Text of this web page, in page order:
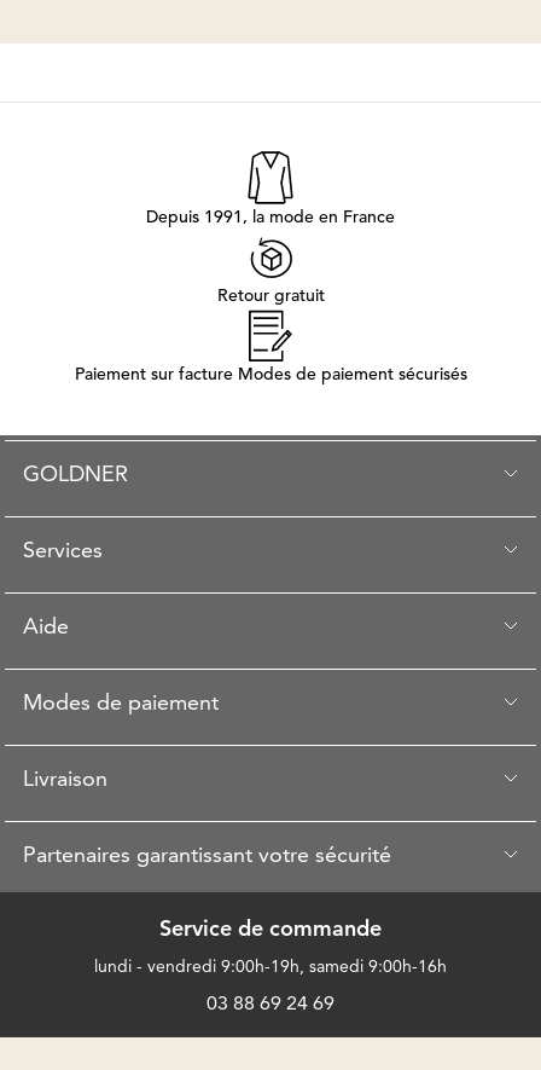
Depuis 1991, la mode en France
Retour gratuit
Paiement sur facture Modes de paiement sécurisés
GOLDNER
Services
Aide
Modes de paiement
Livraison
Partenaires garantissant votre sécurité
Service de commande
lundi - vendredi 9:00h-19h, samedi 9:00h-16h
03 88 69 24 69